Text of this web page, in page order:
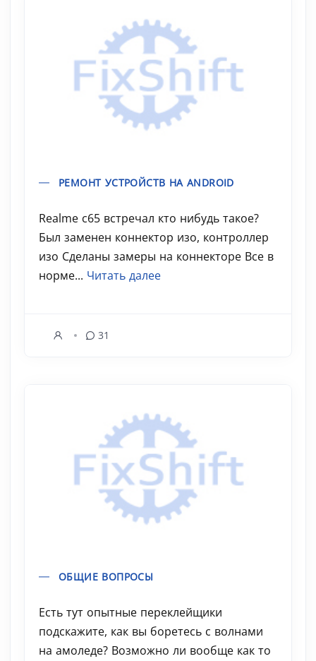
РЕМОНТ УСТРОЙСТВ НА ANDROID
Realme c65 встречал кто нибудь такое?
Был заменен коннектор изо, контроллер
изо Сделаны замеры на коннекторе Все в
норме... Читать далее
31
ОБЩИЕ ВОПРОСЫ
Есть тут опытные переклейщики
подскажите, как вы боретесь с волнами
на амоледе? Возможно ли вообще как то